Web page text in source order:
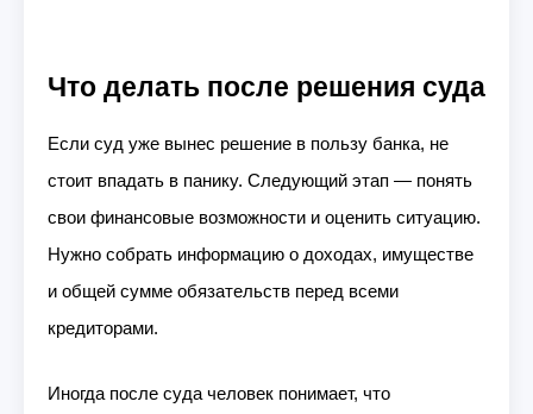
Что делать после решения суда
Если суд уже вынес решение в пользу банка, не
стоит впадать в панику. Следующий этап — понять
свои финансовые возможности и оценить ситуацию.
Нужно собрать информацию о доходах, имуществе
и общей сумме обязательств перед всеми
кредиторами.
Иногда после суда человек понимает, что